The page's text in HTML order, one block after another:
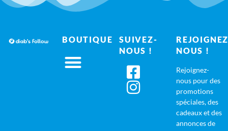
BOUTIQUE
SUIVEZ-
NOUS !
NOUS !
Rejoignez-
nous pour des
promotions
spéciales, des
cadeaux et des
annonces de